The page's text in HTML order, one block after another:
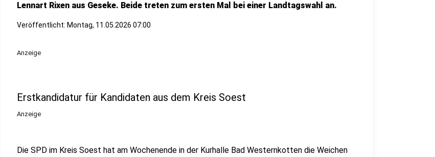
Lennart Rixen aus Geseke. Beide treten zum ersten Mal bei einer Landtagswahl an.
Veröffentlicht: Montag, 11.05.2026 07:00
Anzeige
Erstkandidatur für Kandidaten aus dem Kreis Soest
Anzeige
Die SPD im Kreis Soest hat am Wochenende in der Kurhalle Bad Westernkotten die Weichen